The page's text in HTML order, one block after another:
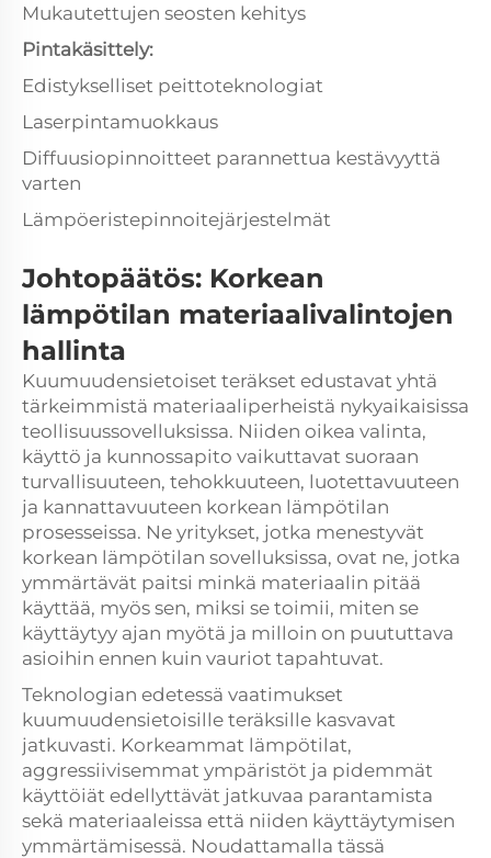
Mukautettujen seosten kehitys
Pintakäsittely:
Edistykselliset peittoteknologiat
Laserpintamuokkaus
Diffuusiopinnoitteet parannettua kestävyyttä
varten
Lämpöeristepinnoitejärjestelmät
Johtopäätös: Korkean
lämpötilan materiaalivalintojen
hallinta
Kuumuudensietoiset teräkset edustavat yhtä
tärkeimmistä materiaaliperheistä nykyaikaisissa
teollisuussovelluksissa. Niiden oikea valinta,
käyttö ja kunnossapito vaikuttavat suoraan
turvallisuuteen, tehokkuuteen, luotettavuuteen
ja kannattavuuteen korkean lämpötilan
prosesseissa. Ne yritykset, jotka menestyvät
korkean lämpötilan sovelluksissa, ovat ne, jotka
ymmärtävät paitsi minkä materiaalin pitää
käyttää, myös sen, miksi se toimii, miten se
käyttäytyy ajan myötä ja milloin on puututtava
asioihin ennen kuin vauriot tapahtuvat.
Teknologian edetessä vaatimukset
kuumuudensietoisille teräksille kasvavat
jatkuvasti. Korkeammat lämpötilat,
aggressiivisemmat ympäristöt ja pidemmät
käyttöiät edellyttävät jatkuvaa parantamista
sekä materiaaleissa että niiden käyttäytymisen
ymmärtämisessä. Noudattamalla tässä